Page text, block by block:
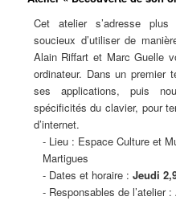
Cet atelier s’adresse plus
soucieux d’utiliser de
Alain Riffart et Marc Guelle
ordinateur. Dans un premier
ses applications, puis
spécificités du clavier, pour
d’internet.
- Lieu : Espace Culture et
Martigues
- Dates et horaire : Jeudi
- Responsables de l’atelier